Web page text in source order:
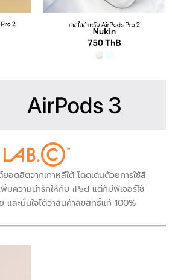
อดฮิตจากเกาหลีใต้ โดดเด่นด้วยการใช้สี
มความน่ารักให้กับ iPad แต่ก็มีฟีเจอร์ใช้
ละมั่นใจได้ว่าสินค้าลิขสิทธิ์แท้ 100%